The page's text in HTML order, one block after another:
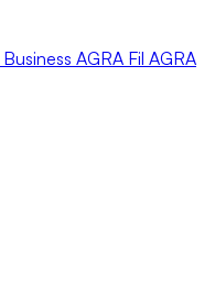
Business AGRA Fil AGRA